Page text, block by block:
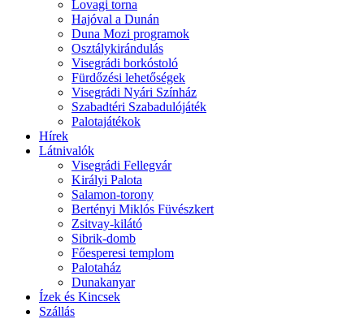
Lovagi torna
Hajóval a Dunán
Duna Mozi programok
Osztálykirándulás
Visegrádi borkóstoló
Fürdőzési lehetőségek
Visegrádi Nyári Színház
Szabadtéri Szabadulójáték
Palotajátékok
Hírek
Látnivalók
Visegrádi Fellegvár
Királyi Palota
Salamon-torony
Bertényi Miklós Füvészkert
Zsitvay-kilátó
Sibrik-domb
Főesperesi templom
Palotaház
Dunakanyar
Ízek és Kincsek
Szállás